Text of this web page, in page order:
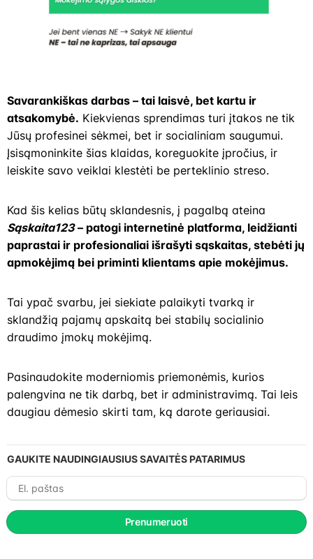
Savarankiškas darbas – tai laisvė, bet kartu ir
atsakomybė. Kiekvienas sprendimas turi įtakos ne tik
Jūsų profesinei sėkmei, bet ir socialiniam saugumui.
Įsisąmoninkite šias klaidas, koreguokite įpročius, ir
leiskite savo veiklai klestėti be perteklinio streso.
Kad šis kelias būtų sklandesnis, į pagalbą ateina
Sąskaita123– patogi internetinė platforma, leidžianti
paprastai ir profesionaliai išrašyti sąskaitas, stebėti jų
apmokėjimą bei priminti klientams apie mokėjimus.
Tai ypač svarbu, jei siekiate palaikyti tvarką ir
sklandžią pajamų apskaitą bei stabilų socialinio
draudimo įmokų mokėjimą.
Pasinaudokite moderniomis priemonėmis, kurios
palengvina ne tik darbą, bet ir administravimą. Tai leis
daugiau dėmesio skirti tam, ką darote geriausiai.
GAUKITE NAUDINGIAUSIUS SAVAITĖS PATARIMUS
El.
paštas
Prenumeruoti